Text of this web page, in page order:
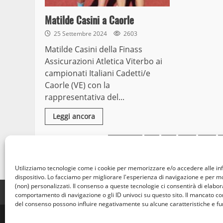
Utilizziamo tecnologie come i cookie per memorizzare e/o accedere alle
dispositivo. Lo facciamo per migliorare l'esperienza di navigazione e per
(non) personalizzati. Il consenso a queste tecnologie ci consentirà di
comportamento di navigazione o gli ID univoci su questo sito. Il mancato
del consenso possono influire negativamente su alcune caratteristiche e
Matilde Casini a Caorle
25 Settembre 2024 2603
Matilde Casini della Finass
Assicurazioni Atletica Viterbo ai
campionati Italiani Cadetti/e
Caorle (VE) con la
rappresentativa del...
Leggi ancora
degli
articoli
Home Privacy Policy Cookie Policy Contatti